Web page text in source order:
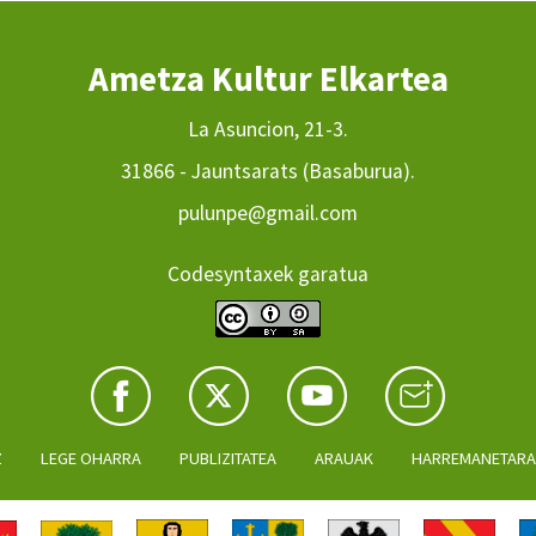
Ametza Kultur Elkartea
La Asuncion, 21-3.
31866 - Jauntsarats (Basaburua).
pulunpe@gmail.com
Codesyntaxek garatua
LEGE OHARRA PUBLIZITATEA ARAUAK